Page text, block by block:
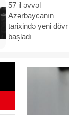
57 il əvvəl
Azərbaycanın
tarixində yeni dövr
başladı